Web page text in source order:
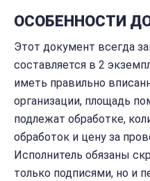
ОСОБЕННОСТИ
Этот документ всегда
составляется в 2
иметь правильно
организации, площадь
подлежат обработке,
обработок и цену за
Исполнитель обязаны
только подписями, но и